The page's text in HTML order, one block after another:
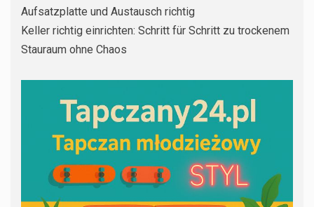
Aufsatzplatte und Austausch richtig
Keller richtig einrichten: Schritt für Schritt zu trockenem
Stauraum ohne Chaos